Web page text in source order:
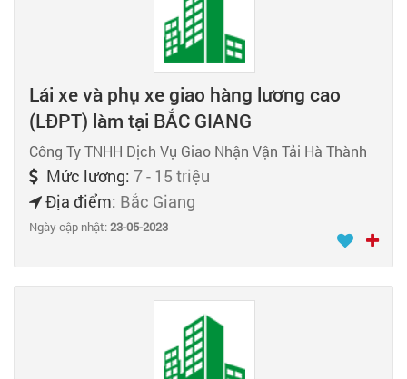
Lái xe và phụ xe giao hàng lương cao
(LĐPT) làm tại BẮC GIANG
Công Ty TNHH Dịch Vụ Giao Nhận Vận Tải Hà Thành
Mức lương: 7 - 15 triệu
Địa điểm: Bắc Giang
Ngày cập nhật:23-05-2023